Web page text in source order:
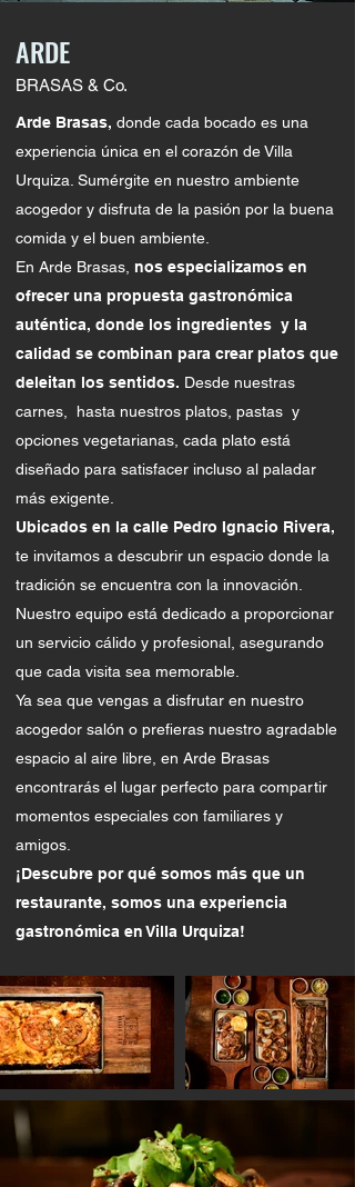
ARDE
BRASAS & Co.
Arde Brasas, donde cada bocado es una
experiencia única en el corazón de Villa
Urquiza. Sumérgite en nuestro ambiente
acogedor y disfruta de la pasión por la buena
comida y el buen ambiente.
En Arde Brasas, nos especializamos en
ofrecer una propuesta gastronómica
auténtica, donde los ingredientes y la
calidad se combinan para crear platos que
deleitan los sentidos. Desde nuestras
carnes, hasta nuestros platos, pastas y
opciones vegetarianas, cada plato está
diseñado para satisfacer incluso al paladar
más exigente.
Ubicados en la calle Pedro Ignacio Rivera,
te invitamos a descubrir un espacio donde la
tradición se encuentra con la innovación.
Nuestro equipo está dedicado a proporcionar
un servicio cálido y profesional, asegurando
que cada visita sea memorable.
Ya sea que vengas a disfrutar en nuestro
acogedor salón o prefieras nuestro agradable
espacio al aire libre, en Arde Brasas
encontrarás el lugar perfecto para compartir
momentos especiales con familiares y
amigos.
¡Descubre por qué somos más que un
restaurante, somos una experiencia
gastronómica en Villa Urquiza!